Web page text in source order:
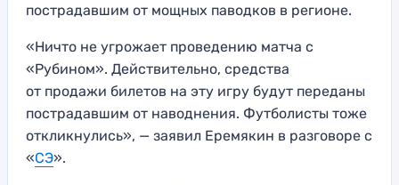
пострадавшим от мощных паводков в регионе.
«Ничто не угрожает проведению матча с
«Рубином». Действительно, средства
от продажи билетов на эту игру будут переданы
пострадавшим от наводнения. Футболисты тоже
откликнулись», — заявил Еремякин в разговоре с
«СЭ».